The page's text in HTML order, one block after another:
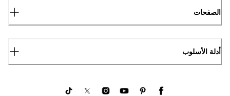
الصفحات
أدلة الأسلوب